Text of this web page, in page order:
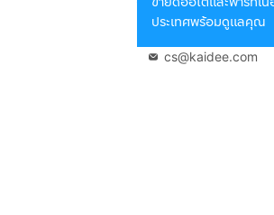
ประเทศพร้อมดูแลคุณ
cs@kaidee.com